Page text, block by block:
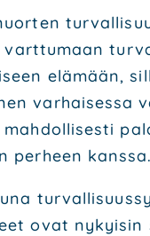
elä­mään,
var­hai­ses­sa
per­heen kans­sa.
ovat